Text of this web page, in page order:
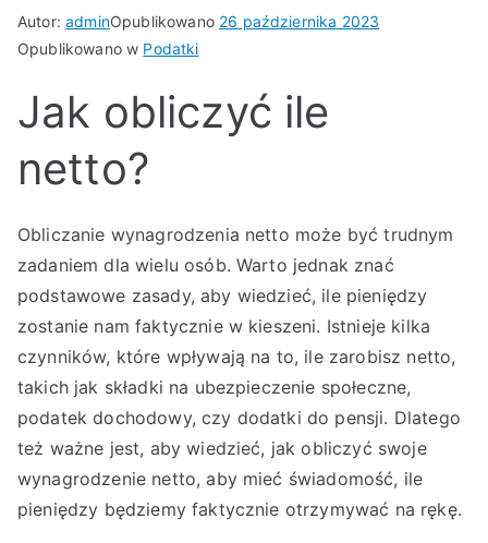
Autor:adminOpublikowano 26 października 2023
Opublikowano w Podatki
Jak obliczyć ile
netto?
Obliczanie wynagrodzenia netto może być trudnym
zadaniem dla wielu osób. Warto jednak znać
podstawowe zasady, aby wiedzieć, ile pieniędzy
zostanie nam faktycznie w kieszeni. Istnieje kilka
czynników, które wpływają na to, ile zarobisz netto,
takich jak składki na ubezpieczenie społeczne,
podatek dochodowy, czy dodatki do pensji. Dlatego
też ważne jest, aby wiedzieć, jak obliczyć swoje
wynagrodzenie netto, aby mieć świadomość, ile
pieniędzy będziemy faktycznie otrzymywać na rękę.